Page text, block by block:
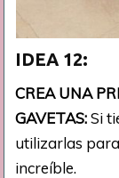
IDEA 12:
CREA UNA
GAVETAS:Si
utilizarlas
increíble.